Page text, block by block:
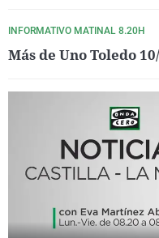
INFORMATIVO MATINAL 8.20H
Más de Uno Toledo